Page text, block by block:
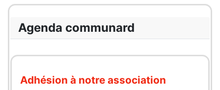
Agenda communard
Adhésion à notre association